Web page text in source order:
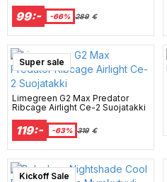
99:- -66% 289 €
Super sale
Limegreen G2 Max Predator
Ribcage Airlight Ce-2 Suojatakki
119:- -63% 319 €
Kickoff Sale